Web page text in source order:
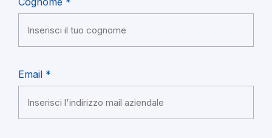
Email *